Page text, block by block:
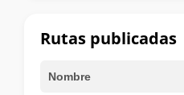
cumbre
Rutas publicadas
Nombre